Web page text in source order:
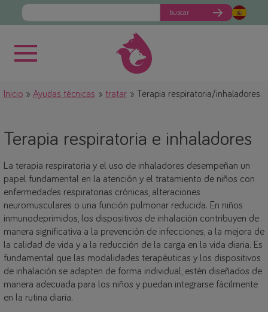
buscar
Inicio Ayudas técnicas tratar Terapia respiratoria/inhaladores
Terapia respiratoria e inhaladores
La terapia respiratoria y el uso de inhaladores desempeñan un
papel fundamental en la atención y el tratamiento de niños con
enfermedades respiratorias crónicas, alteraciones
neuromusculares o una función pulmonar reducida. En niños
inmunodeprimidos, los dispositivos de inhalación contribuyen de
manera significativa a la prevención de infecciones, a la mejora de
la calidad de vida y a la reducción de la carga en la vida diaria. Es
fundamental que las modalidades terapéuticas y los dispositivos
de inhalación se adapten de forma individual, estén diseñados de
manera adecuada para los niños y puedan integrarse fácilmente
en la rutina diaria.